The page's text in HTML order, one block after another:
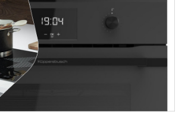
хрустящей, начинки не текли, дети в
направляющие на одном уровне
противней, особенно когда всё
освещение даёт чёткую картинку
дверцы, а внутренняя öko‑эмаль
уход при обычной чистке. В комплекте